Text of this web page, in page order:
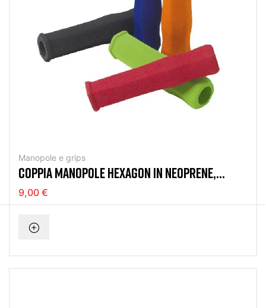
Manopole e grips
COPPIA MANOPOLE HEXAGON IN NEOPRENE,
125MM
9,00 €